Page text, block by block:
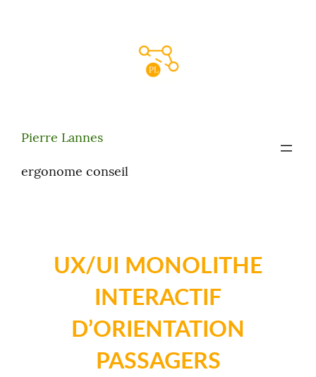
Pierre Lannes
ergonome conseil
UX/UI MONOLITHE
INTERACTIF
D’ORIENTATION
PASSAGERS